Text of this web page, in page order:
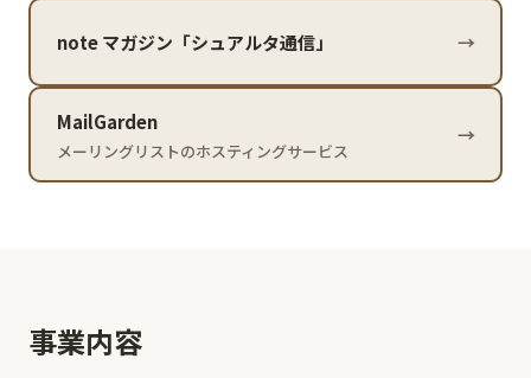
note マガジン「シュアルタ通信」 →
MailGarden
メーリングリストのホスティングサービス
→
事業内容